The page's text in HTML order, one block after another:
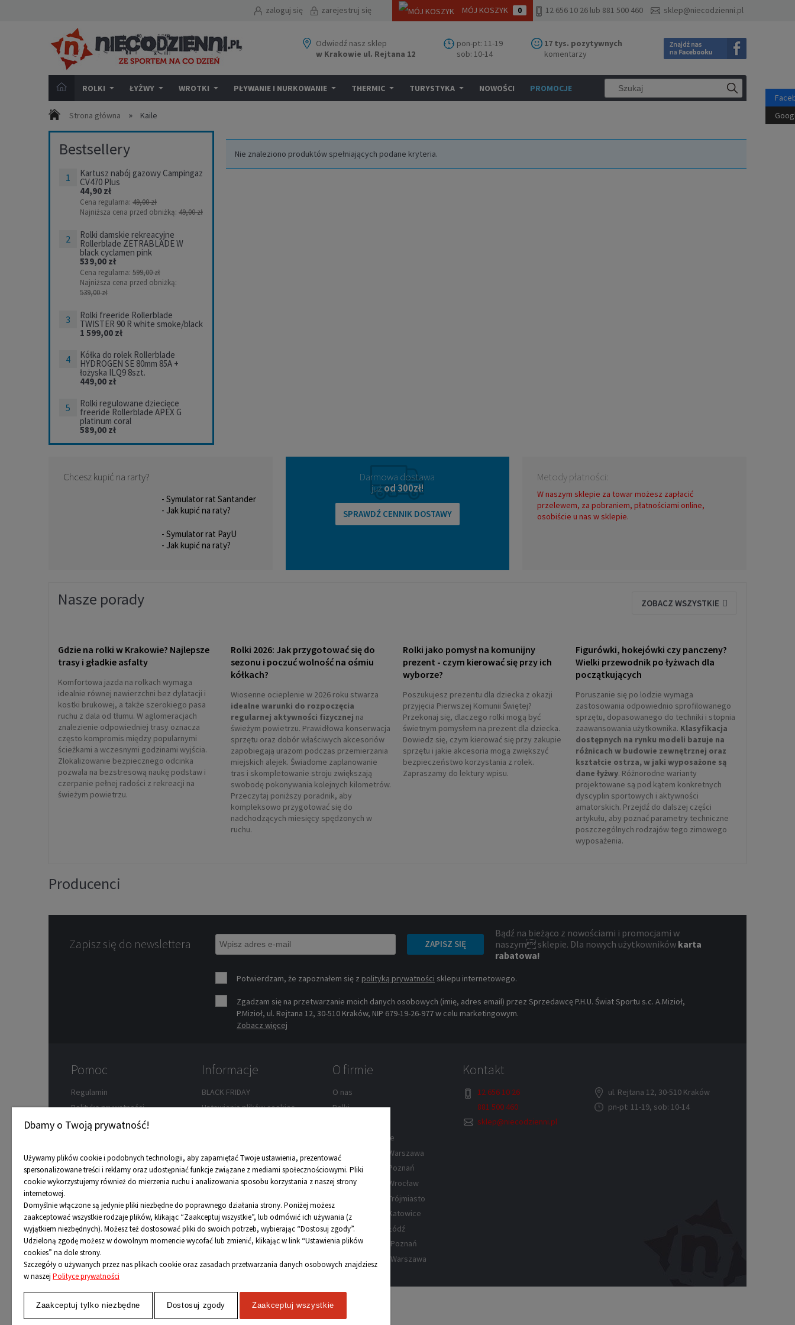
12 656 10 26 lub 881 500 460 sklep@niecodzienni.pl
MÓJ KOSZYK 0
zaloguj się zarejestruj się
Odwiedź nasz sklep
w Krakowie ul. Rejtana 12
pon-pt: 11-19
sob: 10-14
17 tys. pozytywnych
komentarzy
ROLKI ŁYŻWY WROTKI PŁYWANIE I NURKOWANIE THERMIC TURYSTYKA NOWOŚCI PROMOCJE
Strona główna » Kaile
Bestsellery
Kartusz nabój gazowy Campingaz
CV470 Plus
44,90 zł
Cena regularna: 49,00 zł
Najniższa cena przed obniżką: 49,00 zł
Rolki damskie rekreacyjne
Rollerblade ZETRABLADE W
black cyclamen pink
539,00 zł
Cena regularna: 599,00 zł
Najniższa cena przed obniżką:
539,00 zł
Rolki freeride Rollerblade
TWISTER 90 R white smoke/black
1 599,00 zł
Kółka do rolek Rollerblade
HYDROGEN SE 80mm 85A +
łożyska ILQ9 8szt.
449,00 zł
Rolki regulowane dziecięce
freeride Rollerblade APEX G
platinum coral
589,00 zł
Nie znaleziono produktów spełniających podane kryteria.
Chcesz kupić na rarty?
- Symulator rat Santander
- Jak kupić na raty?
- Symulator rat PayU
- Jak kupić na raty?
Darmowa dostawa
już od 300zł!
SPRAWDŹ CENNIK DOSTAWY
Metody płatności:
W naszym sklepie za towar możesz zapłacić
przelewem, za pobraniem, płatnościami online,
osobiście u nas w sklepie.
Nasze porady ZOBACZ WSZYSTKIE
Gdzie na rolki w Krakowie? Najlepsze
trasy i gładkie asfalty
Komfortowa jazda na rolkach wymaga
idealnie równej nawierzchni bez dylatacji i
kostki brukowej, a także szerokiego pasa
ruchu z dala od tłumu. W aglomeracjach
znalezienie odpowiedniej trasy oznacza
często kompromis między popularnymi
ścieżkami a wczesnymi godzinami wyjścia.
Zlokalizowanie bezpiecznego odcinka
pozwala na bezstresową naukę podstaw i
czerpanie pełnej radości z rekreacji na
świeżym powietrzu.
Rolki 2026: Jak przygotować się do
sezonu i poczuć wolność na ośmiu
kółkach?
Wiosenne ocieplenie w 2026 roku stwarza
idealne warunki do rozpoczęcia
regularnej aktywności fizycznej na
świeżym powietrzu. Prawidłowa konserwacja
sprzętu oraz dobór właściwych akcesoriów
zapobiegają urazom podczas przemierzania
miejskich alejek. Świadome zaplanowanie
tras i skompletowanie stroju zwiększają
swobodę pokonywania kolejnych kilometrów.
Przeczytaj poniższy poradnik, aby
kompleksowo przygotować się do
nadchodzących miesięcy spędzonych w
ruchu.
Rolki jako pomysł na komunijny
prezent - czym kierować się przy ich
wyborze?
Poszukujesz prezentu dla dziecka z okazji
przyjęcia Pierwszej Komunii Świętej?
Przekonaj się, dlaczego rolki mogą być
świetnym pomysłem na prezent dla dziecka.
Dowiedz się, czym kierować się przy zakupie
sprzętu i jakie akcesoria mogą zwiększyć
bezpieczeństwo korzystania z rolek.
Zapraszamy do lektury wpisu.
Figurówki, hokejówki czy panczeny?
Wielki przewodnik po łyżwach dla
początkujących
Poruszanie się po lodzie wymaga
zastosowania odpowiednio sprofilowanego
sprzętu, dopasowanego do techniki i stopnia
zaawansowania użytkownika. Klasyfikacja
dostępnych na rynku modeli bazuje na
różnicach w budowie zewnętrznej oraz
kształcie ostrza, w jaki wyposażone są
dane łyżwy. Różnorodne warianty
projektowane są pod kątem konkretnych
dyscyplin sportowych i aktywności
amatorskich. Przejdź do dalszej części
artykułu, aby poznać parametry techniczne
poszczególnych rodzajów tego zimowego
wyposażenia.
Producenci
Zapisz się do newslettera ZAPISZ SIĘ
Bądź na bieżąco z nowościami i promocjami w
naszym sklepie. Dla nowych użytkowników karta
rabatowa!
Potwierdzam, że zapoznałem się z polityką prywatności sklepu internetowego.
Zgadzam się na przetwarzanie moich danych osobowych (imię, adres email) przez Sprzedawcę P.H.U. Świat Sportu s.c. A.Mizioł,
P.Mizioł, ul. Rejtana 12, 30-510 Kraków, NIP 679-19-26-977 w celu marketingowym.
Zobacz więcej
Pomoc
Regulamin
Polityka prywatności
Zwroty
Formy płatności
Reklamacje
FAQ
Informacje
BLACK FRIDAY
Ustawienia plików cookies
Dostępność towarów
Karta podarunkowa
Program rabatowy
Odbiór osobisty
O firmie
O nas
Rolki
Dane kontaktowe
Sklep z rolkami Warszawa
Sklep z rolkami Poznań
Sklep z rolkami Wrocław
Sklep z rolkami Trójmiasto
Sklep z rolkami Katowice
Sklep z rolkami Łódź
Sklep z łyżwami Poznań
Sklep z łyżwami Warszawa
Kontakt
12 656 10 26
881 500 460
sklep@niecodzienni.pl
ul. Rejtana 12, 30-510 Kraków
pn-pt: 11-19, sob: 10-14
2024 © Wszelkie Prawa Zastrzeżone
Niecodzienni.pl-sklep z rolkami,łyżwamiiwrotkami
Dbamy o Twoją prywatność!
Używamy plików cookie i podobnych technologii, aby zapamiętać Twoje ustawienia, prezentować
spersonalizowane treści i reklamy oraz udostępniać funkcje związane z mediami społecznościowymi. Pliki
cookie wykorzystujemy również do mierzenia ruchu i analizowania sposobu korzystania z naszej strony
internetowej.
Domyślnie włączone są jedynie pliki niezbędne do poprawnego działania strony. Poniżej możesz
zaakceptować wszystkie rodzaje plików, klikając “Zaakceptuj wszystkie”, lub odmówić ich używania (z
wyjątkiem niezbędnych). Możesz też dostosować pliki do swoich potrzeb, wybierając “Dostosuj zgody”.
Udzieloną zgodę możesz w dowolnym momencie wycofać lub zmienić, klikając w link “Ustawienia plików
cookies” na dole strony.
Szczegóły o używanych przez nas plikach cookie oraz zasadach przetwarzania danych osobowych znajdziesz
w naszej Polityce prywatności
Zaakceptuj tylko niezbędne Dostosuj zgody Zaakceptuj wszystkie